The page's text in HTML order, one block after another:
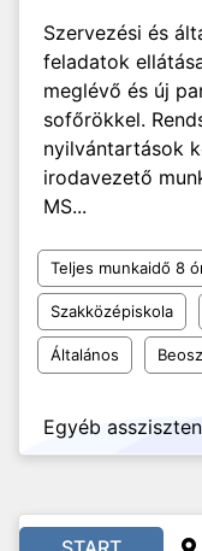
Szervezési és
feladatok
meglévő és új
sofőrökkel.
nyilvántartások
irodavezető
MS...
Teljes munkaidő 8
Szakközépiskola
Általános
Egyéb